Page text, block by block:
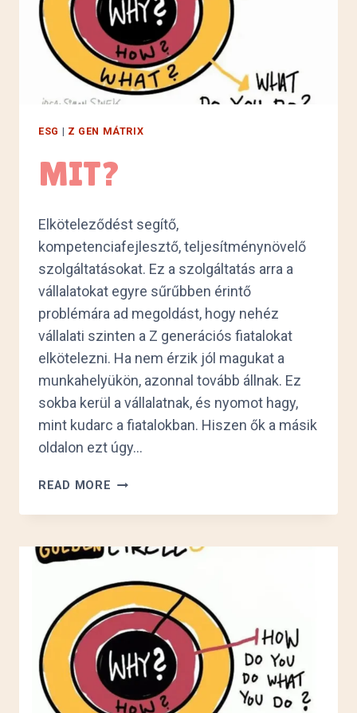
ESG | Z GEN MÁTRIX
MIT?
Elköteleződést segítő,
kompetenciafejlesztő, teljesítménynövelő
szolgáltatásokat. Ez a szolgáltatás arra a
vállalatokat egyre sűrűbben érintő
problémára ad megoldást, hogy nehéz
vállalati szinten a Z generációs fiatalokat
elkötelezni. Ha nem érzik jól magukat a
munkahelyükön, azonnal tovább állnak. Ez
sokba kerül a vállalatnak, és nyomot hagy,
mint kudarc a fiatalokban. Hiszen ők a másik
oldalon ezt úgy…
READ MORE MIT?